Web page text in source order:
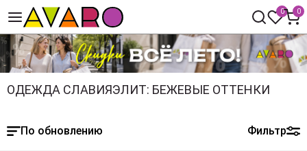
0 0
ОДЕЖДА СЛАВИЯЭЛИТ: БЕЖЕВЫЕ ОТТЕНКИ
По обновлению Фильтр